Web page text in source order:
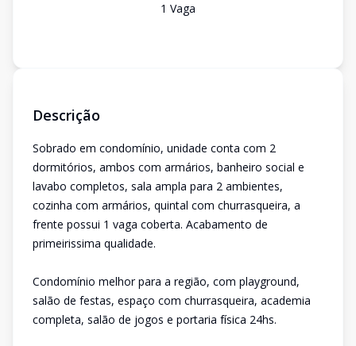
1 Vaga
Descrição
Sobrado em condomínio, unidade conta com 2
dormitórios, ambos com armários, banheiro social e
lavabo completos, sala ampla para 2 ambientes,
cozinha com armários, quintal com churrasqueira, a
frente possui 1 vaga coberta. Acabamento de
primeirissima qualidade.
Condomínio melhor para a região, com playground,
salão de festas, espaço com churrasqueira, academia
completa, salão de jogos e portaria física 24hs.